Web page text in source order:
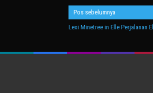
Navigasi
pos
Pos sebelumnya
Lexi Minetree in Elle Perjalanan